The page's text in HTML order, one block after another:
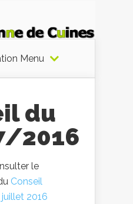
Menu
du
2016
le
Conseil
2016